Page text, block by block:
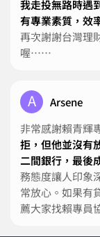
我走投無路時遇
有專業素質，效
再次謝謝台灣理
喔……
A
Arsene
非常感謝賴青輝
拒，但他並沒有
二間銀行，最後
務態度讓人印象
常放心。如果有
薦大家找賴專員